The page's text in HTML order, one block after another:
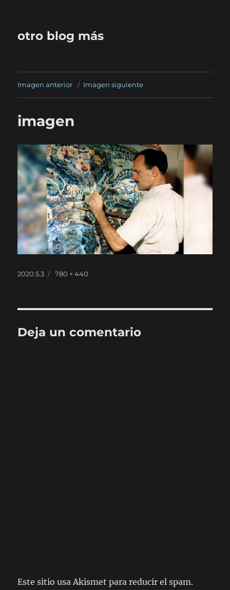
otro blog más
Imagen anterior Imagen siguiente
imagen
Publicado
2020.5.3
Tamaño
780 × 440
Deja un comentario
Este sitio usa Akismet para reducir el spam.